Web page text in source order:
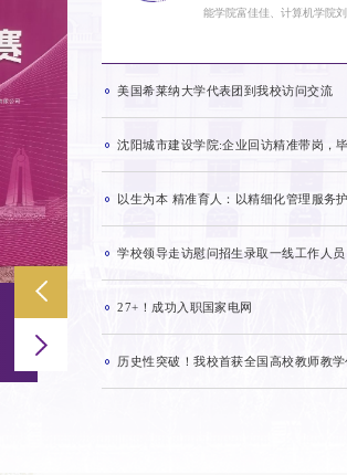
喜报｜我校学子在第十
近日，第十三届大学生新一
能学院富佳佳、计算机学院
美国希莱纳大学代表团到我校访问交流
沈阳城市建设学院:企业回访精准带岗，
以生为本 精准育人：以精细化管理服务
学校领导走访慰问招生录取一线工作人员
​27+！成功入职国家电网
历史性突破！我校首获全国高校教师教